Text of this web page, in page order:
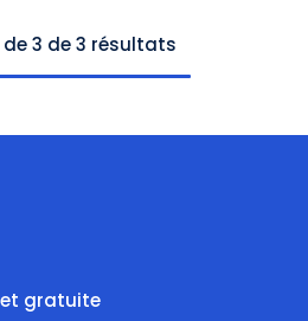
3 de 3 résultats
gratuite